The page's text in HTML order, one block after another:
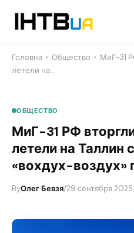
Головна › Общество › МиГ-31
летели на…
ОБЩЕСТВО
МиГ-31 РФ
летели на Таллин
«вохдух-
ByОлег Бевзя/29 сентября